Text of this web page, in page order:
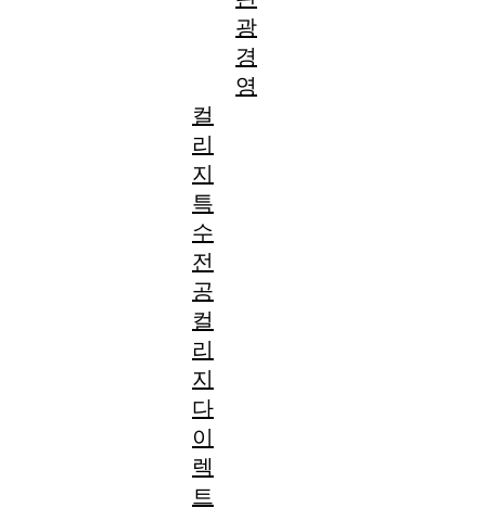
광
경
영
컬
리
지
특
수
전
공
컬
리
지
다
이
렉
트